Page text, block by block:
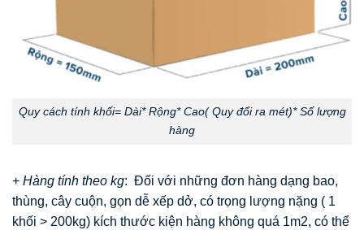
Quy cách tính khối= Dài* Rộng* Cao( Quy đổi ra mét)* Số lượng
hàng
+ Hàng tính theo kg: Đối với những đơn hàng dạng bao,
thùng, cây cuộn, gọn dễ xếp dở, có trọng lượng nặng ( 1
khối > 200kg) kích thước kiện hàng không quá 1m2, có thể